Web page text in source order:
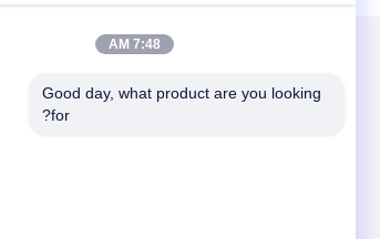
7:48 AM
Good day, what product are you looking
for?